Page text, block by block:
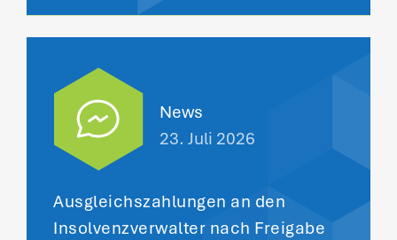
News
23. Juli 2026
Ausgleichszahlungen an den
Insolvenzverwalter nach Freigabe